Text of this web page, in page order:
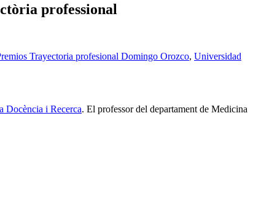
professional
Trayectoria profesional Domingo Orozco, Universidad
Docència i Recerca. El professor del departament de Medicina